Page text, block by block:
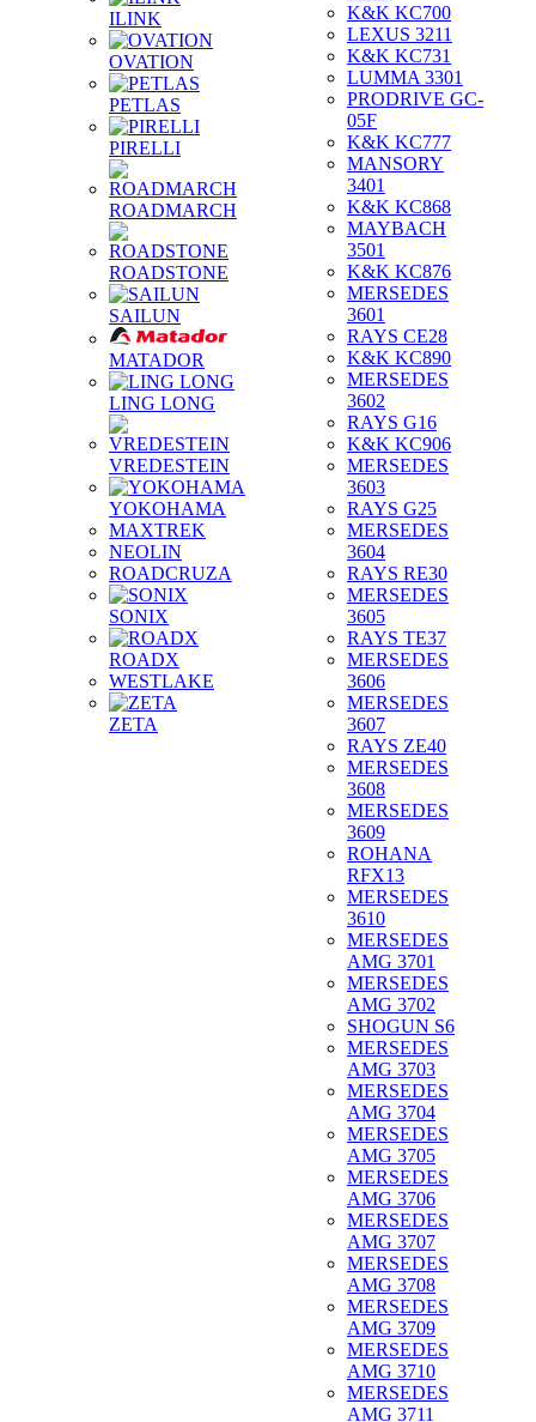
ILINK
OVATION
PETLAS
PIRELLI
ROADMARCH
ROADSTONE
SAILUN
MATADOR
LING LONG
VREDESTEIN
YOKOHAMA
MAXTREK
NEOLIN
ROADCRUZA
SONIX
ROADX
WESTLAKE
ZETA
K&K KC700
LEXUS 3211
K&K KC731
LUMMA 3301
PRODRIVE GC-
05F
K&K KC777
MANSORY
3401
K&K KC868
MAYBACH
3501
K&K KC876
MERSEDES
3601
RAYS CE28
K&K KC890
MERSEDES
3602
RAYS G16
K&K KC906
MERSEDES
3603
RAYS G25
MERSEDES
3604
RAYS RE30
MERSEDES
3605
RAYS TE37
MERSEDES
3606
MERSEDES
3607
RAYS ZE40
MERSEDES
3608
MERSEDES
3609
ROHANA
RFX13
MERSEDES
3610
MERSEDES
AMG 3701
MERSEDES
AMG 3702
SHOGUN S6
MERSEDES
AMG 3703
MERSEDES
AMG 3704
MERSEDES
AMG 3705
MERSEDES
AMG 3706
MERSEDES
AMG 3707
MERSEDES
AMG 3708
MERSEDES
AMG 3709
MERSEDES
AMG 3710
MERSEDES
AMG 3711